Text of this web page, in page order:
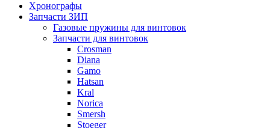
Хронографы
Запчасти ЗИП
Газовые пружины для винтовок
Запчасти для винтовок
Crosman
Diana
Gamo
Hatsan
Kral
Norica
Smersh
Stoeger